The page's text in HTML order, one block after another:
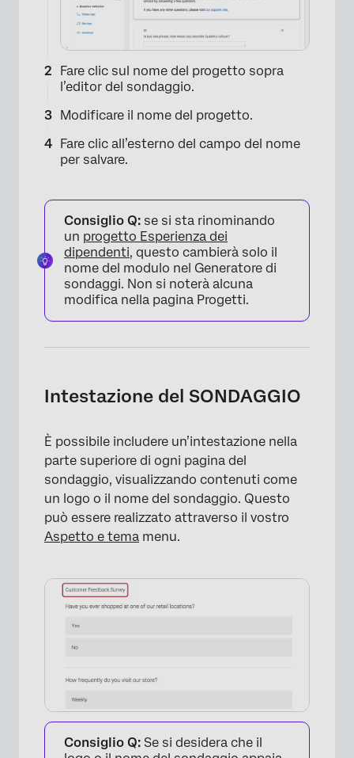
×
Fare clic sul nome del progetto sopra
l’editor del sondaggio.
Modificare il nome del progetto.
Fare clic all’esterno del campo del nome
per salvare.
Consiglio Q: se si sta rinominando
un progetto Esperienza dei
dipendenti, questo cambierà solo il
nome del modulo nel Generatore di
sondaggi. Non si noterà alcuna
modifica nella pagina Progetti.
Intestazione del SONDAGGIO
È possibile includere un’intestazione nella
parte superiore di ogni pagina del
sondaggio, visualizzando contenuti come
un logo o il nome del sondaggio. Questo
può essere realizzato attraverso il vostro
Aspetto e tema menu.
Consiglio Q: Se si desidera che il